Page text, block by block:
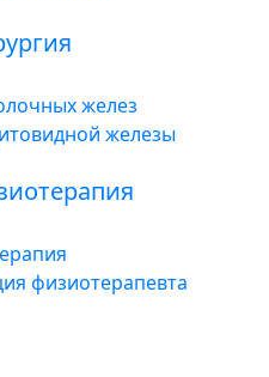
желез
железы
физиотерапевта